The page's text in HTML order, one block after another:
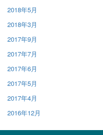
2018年5月
2018年3月
2017年9月
2017年7月
2017年6月
2017年5月
2017年4月
2016年12月